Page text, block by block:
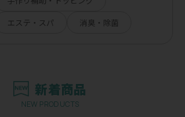
エステ・スパ 消臭・除菌
新着商品
NEW PRODUCTS